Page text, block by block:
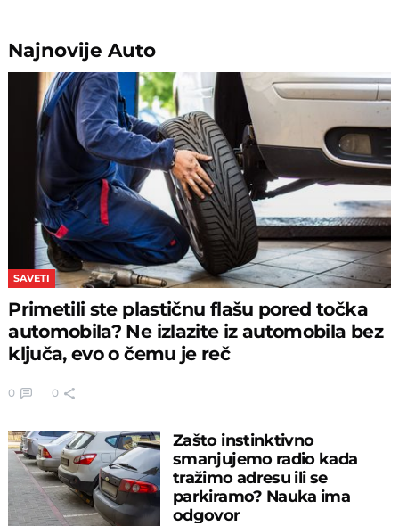
NajnovijeAuto
SAVETI
Primetili ste plastičnu flašu pored točka
automobila? Ne izlazite iz automobila bez
ključa, evo o čemu je reč
0 0
Zašto instinktivno
smanjujemo radio kada
tražimo adresu ili se
parkiramo? Nauka ima
odgovor